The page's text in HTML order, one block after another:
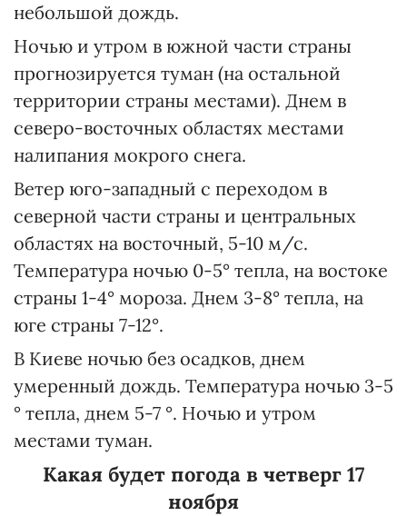
небольшой дождь.
Ночью и утром в южной части страны
прогнозируется туман (на остальной
территории страны местами). Днем в
северо-восточных областях местами
налипания мокрого снега.
Ветер юго-западный с переходом в
северной части страны и центральных
областях на восточный, 5-10 м/с.
Температура ночью 0-5° тепла, на востоке
страны 1-4° мороза. Днем 3-8° тепла, на
юге страны 7-12°.
В Киеве ночью без осадков, днем
умеренный дождь. Температура ночью 3-5
° тепла, днем 5-7 °. Ночью и утром
местами туман.
Какая будет погода в четверг 17
ноября